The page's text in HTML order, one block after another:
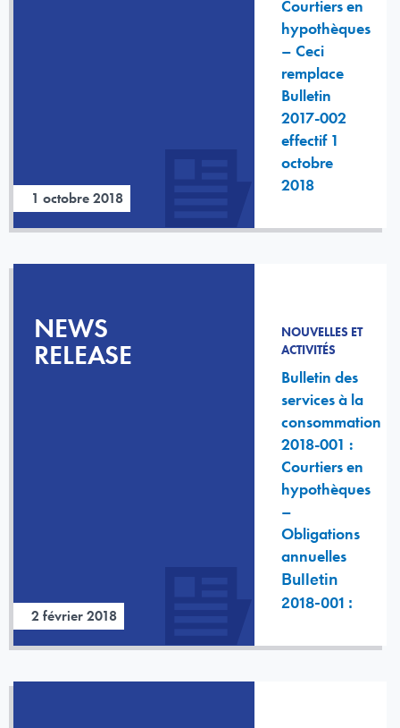
1 octobre 2018
Courtiers en
hypothèques
– Ceci
remplace
Bulletin
2017-002
effectif 1
octobre
2018
NEWS
RELEASE
2 février 2018
NOUVELLES ET
ACTIVITÉS
Bulletin des
services à la
consommation
2018-001 :
Courtiers en
hypothèques
–
Obligations
annuelles
Bulletin
2018-001 :